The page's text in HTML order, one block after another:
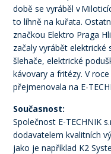
době se vyráběl v
to líhně na kuřata.
značkou Elektro Praga
začaly vyrábět elektrické
šlehače, elektrické
kávovary a fritézy. V
přejmenovala na E-
Současnost:
Společnost E-TECHNIK
dodavatelem kvalitních
jako je například K2